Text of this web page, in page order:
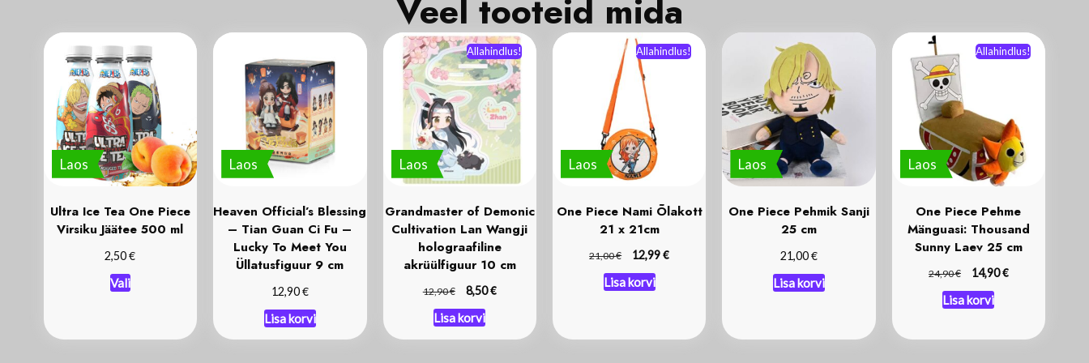
Veel tooteid mida k
Laos
Ultra Ice Tea One Piece
Virsiku Jäätee 500 ml
2,50€
Vali
Laos
Heaven Official’s Blessing
– Tian Guan Ci Fu –
Lucky To Meet You
Üllatusfiguur 9 cm
12,90€
Lisa korvi
Laos
Allahindlus!
Grandmaster of Demonic
Cultivation Lan Wangji
holograafiline
akrüülfiguur 10 cm
12,90€ 8,50€
Lisa korvi
Laos
Allahindlus!
One Piece Nami Õlakott
21 x 21cm
21,00€ 12,99€
Lisa korvi
Laos
One Piece Pehmik Sanji
25 cm
21,00€
Lisa korvi
Laos
Allahindlus!
One Piece Pehme
Mänguasi: Thousand
Sunny Laev 25 cm
24,90€ 14,90€
Lisa korvi